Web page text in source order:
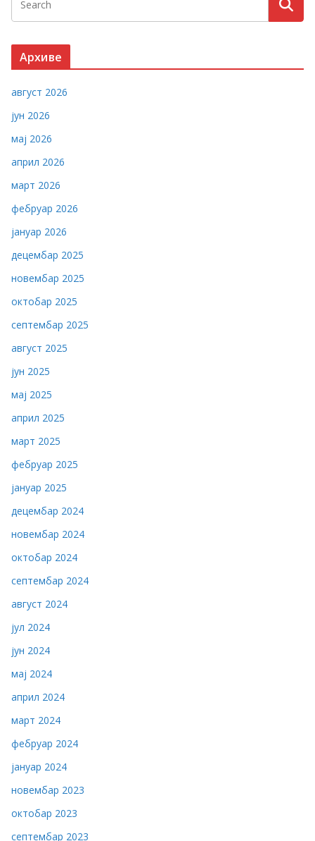
Архиве
август 2026
јун 2026
мај 2026
април 2026
март 2026
фебруар 2026
јануар 2026
децембар 2025
новембар 2025
октобар 2025
септембар 2025
август 2025
јун 2025
мај 2025
април 2025
март 2025
фебруар 2025
јануар 2025
децембар 2024
новембар 2024
октобар 2024
септембар 2024
август 2024
јул 2024
јун 2024
мај 2024
април 2024
март 2024
фебруар 2024
јануар 2024
новембар 2023
октобар 2023
септембар 2023